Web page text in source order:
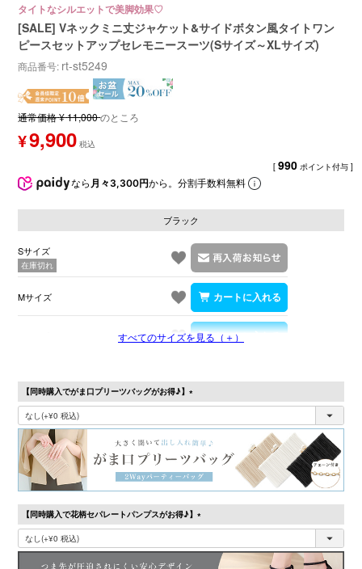
タイトなシルエットで美脚効果♡
[SALE] Vネックミニ丈ジャケット&サイドボタン風タイトワン
ピースセットアップセレモニースーツ(Sサイズ～XLサイズ)
商品番号 rt-st5249
通常価格¥11,000のところ
¥9,900
[ 990 ポイント付与 ]
なら 月々3,300円から。分割手数料無料
ブラック
Sサイズ
在庫切れ
Mサイズ
すべてのサイズを見る（＋）
【同時購入でがま口プリーツバッグがお得♪】
(必
【同時購入で花柄セパレートパンプスがお得♪】
(必